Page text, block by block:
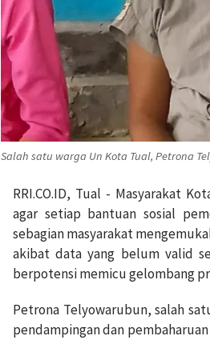
Salah satu warga Un Kota Tual, Petrona
RRI.CO.ID, Tual - Masyarakat
agar setiap bantuan sosial
sebagian masyarakat
akibat data yang belum valid
berpotensi memicu gelombang
Petrona Telyowarubun, salah
pendampingan dan